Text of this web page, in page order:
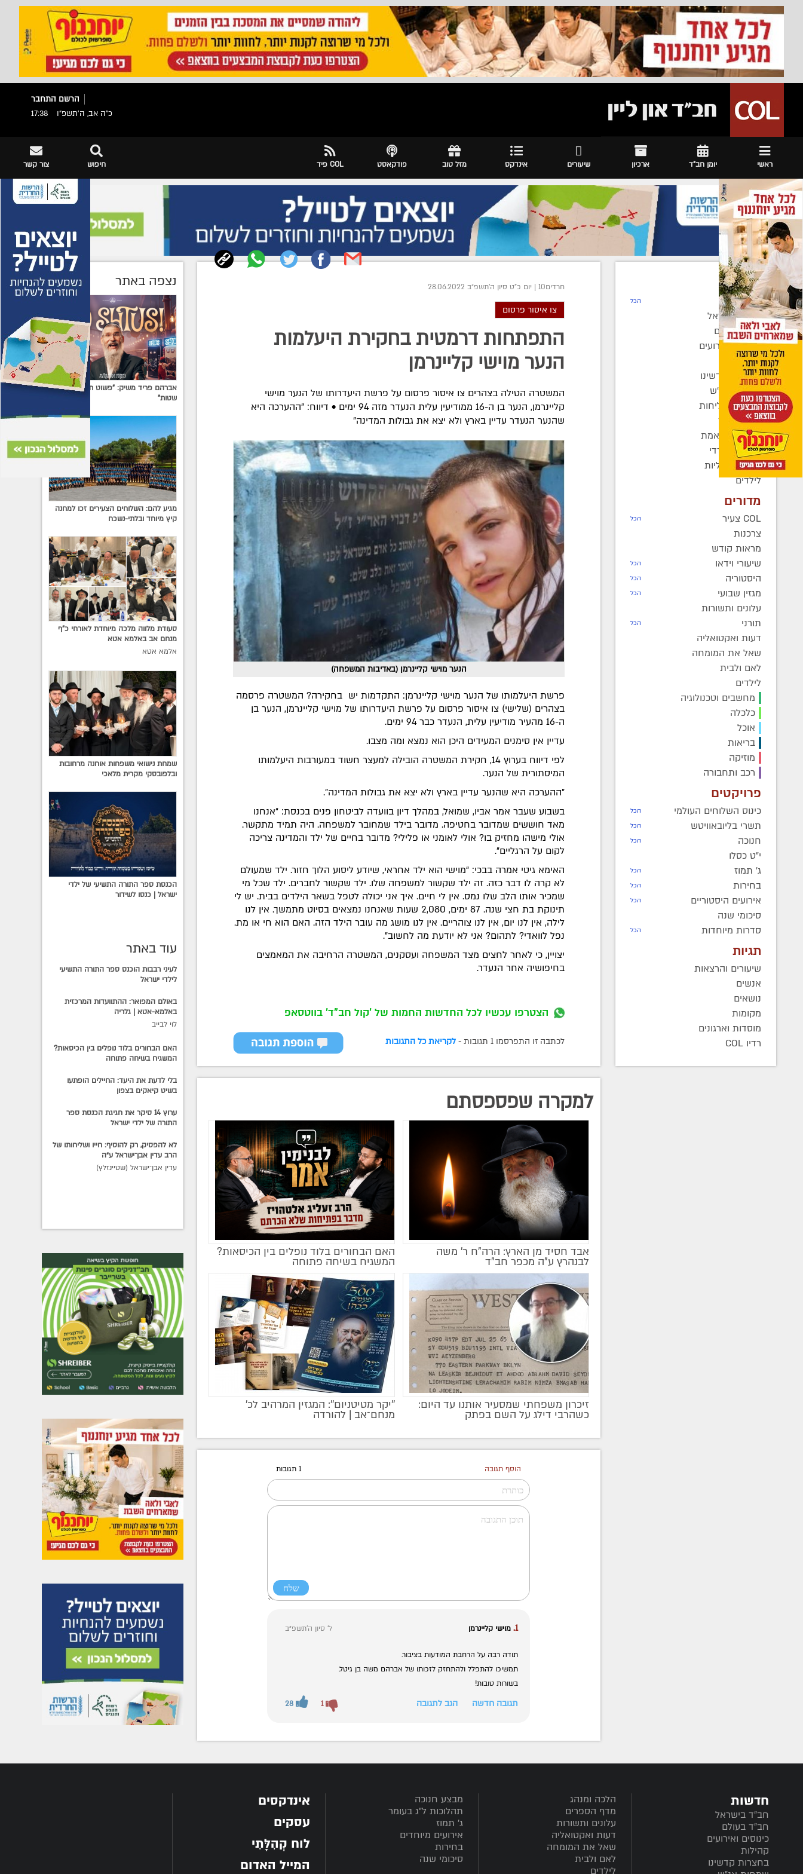
הרשם התחבר
כ"ה אב, ה׳תשפ״ו
17:38
ראשי יומן חב"ד ארכיון שיעורים אינדקס מזל טוב פודקאסט COL פיד צור קשר חיפוש
חדשות
רדיו COL הכל
חב"ד בישראל
חב"ד בעולם
כינוסים ואירועים
קהילות
בחצרות קדשינו
שמחות אנ"ש
יוצאים לשליחות
נשות חב"ד
ברוך דיין האמת
בעולם החרדי
חדשות כלליות
לילדים
מדורים
COL צעיר הכל
צרכנות
מראות קודש
שיעורי וידאו
הכל
היסטוריה הכל
מגזין שבועי הכל
עלונים ותשורות
תורני
הכל
דעות ואקטואליה
שאל את המומחה
לאם ולבית
לילדים
מחשבים וטכנולוגיה
כלכלה
אוכל
בריאות
מוזיקה
רכב ותחבורה
פרויקטים
כינוס השלוחים העולמי הכל
תשרי בליובאוויטש הכל
חנוכה הכל
י"ט כסלו
ג' תמוז
הכל
בחירות הכל
אירועים היסטוריים הכל
סיכומי שנה
סדרות מיוחדות
הכל
תגיות
שיעורים והרצאות
אנשים
נושאים
מקומות
מוסדות וארגונים
רדיו COL
חרדים10 | יום כ"ט סיון ה׳תשפ״ב 28.06.2022
צו איסור פרסום
התפתחות דרמטית בחקירת היעלמות
הנער מוישי קליינרמן
המשטרה הטילה בצהרים צו איסור פרסום על פרשת היעדרותו של הנער מוישי
קליינרמן, הנער בן ה-16 ממודיעין עלית הנעדר מזה 94 ימים • דיווח: "ההערכה היא
שהנער הנעדר עדיין בארץ ולא יצא את גבולות המדינה"
הנער מוישי קליינרמן (באדיבות המשפחה)
פרשת היעלמותו של הנער מוישי קליינרמן: התקדמות יש בחקירה? המשטרה פרסמה
בצהרים (שלישי) צו איסור פרסום על פרשת היעדרותו של מוישי קליינרמן, הנער בן
ה-16 מהעיר מודיעין עלית, הנעדר כבר 94 ימים.
עדיין אין סימנים המעידים היכן הוא נמצא ומה מצבו.
לפי דיווח בערוץ 14, חקירת המשטרה הובילה למעצר חשוד במעורבות היעלמותו
המיסתורית של הנער.
"ההערכה היא שהנער עדיין בארץ ולא יצא את גבולות המדינה”.
בשבוע שעבר אמר אביו, שמואל, במהלך דיון בוועדה לביטחון פנים בכנסת: “אנחנו
מאד חוששים שמדובר בחטיפה. מדובר בילד שמחובר למשפחה. היה תמיד מתקשר.
אולי מישהו מחזיק בו? אולי לאומני או פלילי? מדובר בחיים של ילד והמדינה צריכה
לקום על הרגליים”.
האימא גיטי אמרה בבכי: “מוישי הוא ילד אחראי, שיודע ליסוע הלוך חזור. ילד שמעולם
לא קרה לו דבר כזה. זה ילד שקשור למשפחה שלו. ילד שקשור לחברים. ילד שכל מי
שמכיר אותו הלב שלו נמס. אין לי חיים. איך אני יכולה לטפל בשאר הילדים בבית. יש לי
תינוקת בת חצי שנה. 87 ימים, 2,080 שעות שאנחנו נמצאים בסיוט מתמשך. אין לנו
לילה, אין לנו יום, אין לנו צוהריים. אין לנו מושג מה עובר הילד הזה. האם הוא חי או מת.
נפל לוואדי? לתהום? אני לא יודעת מה לחשוב”.
יצויין, כי לאחר לחצים מצד המשפחה ועסקנים, המשטרה הרחיבה את המאמצים
בחיפושיה אחר הנעדר.
הצטרפו עכשיו לכל החדשות החמות של 'קול חב"ד' בווטסאפ
לכתבה זו התפרסמו 1 תגובות - לקריאת כל התגובות
למקרה שפספסתם
אבד חסיד מן הארץ: הרה"ח ר' משה
לבנהרץ ע"ה מכפר חב"ד
מקודם
האם הבחורים בלוד נופלים בין הכיסאות?
המשגיח בשיחה פתוחה
זיכרון משפחתי שמסעיר אותנו עד היום:
כשהרבי דילג על השם בפתק
מקודם
''יקר מטיטניום'': המגזין המרהיב לכ’
מנחם־אב | להורדה
הוסף תגובה 1 תגובות
1. מוישי קליינרמן ל' סיון ה׳תשפ״ב
תודה רבה על הרחבת המודעות בציבור.
תמשיכו להתפלל ולהתחזק לזכותו של אברהם משה בן גיטל.
בשורות טובות!
תגובה חדשה הגב לתגובה 28 1
נצפה באתר
אברהם פריד משיק: "פשוט תגידו לא לרוח
שטות"
מגיע להם: השלוחים הצעירים זכו למחנה
קיץ מיוחד ובלתי-נשכח
סעודת מלווה מלכה מיוחדת לאורחי כ"ף
מנחם אב באלמא אטא
אלמא אטא
שמחת נישואי משפחות אוחנה מרחובות
ובלפובסקי מקרית מלאכי
הכנסת ספר התורה התשיעי של ילדי
ישראל | כנסו לשידור
עוד באתר
לעיני רבבות הוכנס ספר התורה התשיעי
לילדי ישראל
באולם המפואר: ההתוועדות המרכזית
באלמא-אטא | גלריה
לוי לבייב
האם הבחורים בלוד נופלים בין הכיסאות?
המשגיח בשיחה פתוחה
בלי לדעת את היעד: החיילים הופתעו
בשיט קיאקים בצפון
ערוץ 14 סיקר את חגיגת הכנסת ספר
התורה של ילדי ישראל
לא להפסיק, רק להוסיף: חייו ושליחותו של
הרב עדין אבן־ישראל ע״ה
עדין אבן־ישראל (שטיינזלץ)
חדשות
חב”ד בישראל
חב”ד בעולם
כינוסים ואירועים
קהילות
בחצרות קדשינו
הלכה ומנהג
מדף הספרים
עלונים ותשורות
דעות ואקטואליה
שאל את המומחה
לאם ולבית
לילדים
מבצע חנוכה
תהלוכות ל"ג בעומר
ג' תמוז
אירועים מיוחדים
בחירות
סיכומי שנה
אינדקסים
עסקים
לוח קְהִלָּתִי
המייל האדום